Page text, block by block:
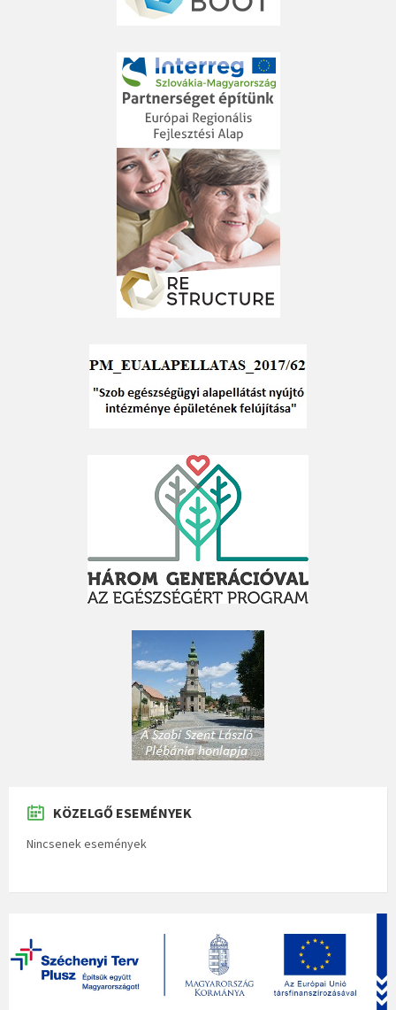
KÖZELGŐ ESEMÉNYEK
Nincsenek események